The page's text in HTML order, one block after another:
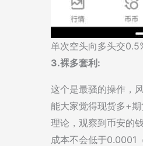
单次空头向多头交
3.裸多套利:
这个是最骚的操作，
能大家觉得现货多+
理论，观察到币安的
成本不会低于0.0001